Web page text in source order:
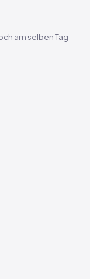
am selben Tag